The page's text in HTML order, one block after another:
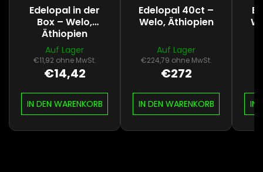
Edelopal in der
Box – Welo,
Äthiopien
Auf Lager
€11,92 ohne MwSt.
€14,42
IN DEN WARENKORB
Edelopal 40ct –
Welo, Äthiopien
Auf Lager
€224,79 ohne MwSt.
€272
IN DEN WARENKORB IN